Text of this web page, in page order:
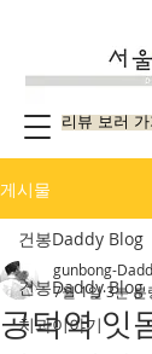
리뷰 보러 가
게시물
건봉Daddy Blog
치과이야기
건봉Daddy Blog
공덕역 잇
gunbong-
7월 1일3분 분